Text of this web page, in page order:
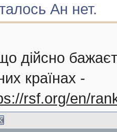
Ан нет.
дійсно
країнах -
rsf.org/en/